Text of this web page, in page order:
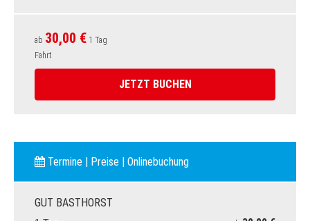
ab 30,00 € 1 Tag
Fahrt
JETZT BUCHEN
Termine | Preise | Onlinebuchung
GUT BASTHORST